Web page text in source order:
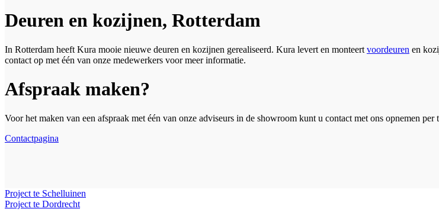
Deuren en kozijnen, Rotterdam
In Rotterdam heeft Kura mooie nieuwe deuren en kozijnen gerealiseerd. Kura levert en monteert voordeuren en
contact op met één van onze medewerkers voor meer informatie.
Afspraak maken?
Voor het maken van een afspraak met één van onze adviseurs in de showroom kunt u contact met ons opnemen
Contactpagina
Project te Schelluinen
Project te Dordrecht